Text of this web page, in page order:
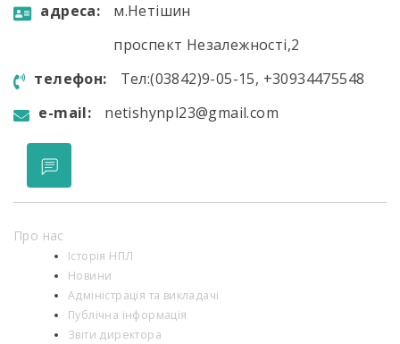
aдресa:
м.Нетішин
проспект Незалежності,2
телефон:
Тел:(03842)9-05-15, +30934475548
e-mail:
netishynpl23@gmail.com
Про нас
Історія НПЛ
Новини
Адміністрація та викладачі
Публічна інформація
Звіти директора